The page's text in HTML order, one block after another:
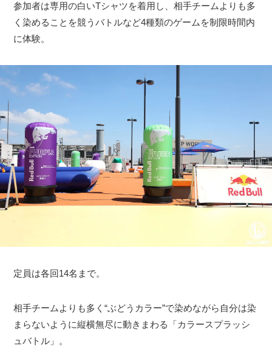
参加者は専用の白いTシャツを着用し、相手チームよりも多
く染めることを競うバトルなど4種類のゲームを制限時間内
に体験。
定員は各回14名まで。
相手チームよりも多く“ぶどうカラー”で染めながら自分は染
まらないように縦横無尽に動きまわる「カラースプラッシ
ュバトル」。